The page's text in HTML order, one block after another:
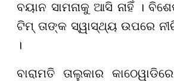
ବୟାନ ସାମନାକୁ ଆସି ନାହିଁ ।
ଟିମ୍ ତାଙ୍କ ସ୍ୱାସ୍ଥ୍ୟ ଉପରେ
।
ବାରାମତି ତାଲୁକାର